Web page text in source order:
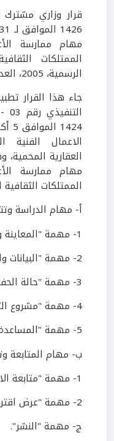
مهام ممارسة
الممتلكات
الرسمية، 2005، العدد 62):
جاء هذا القرار
الاعمال الفنية
العقارية
مهام ممارسة
الممتلكات
أ- مهام الدراسة
1- مهمة "المعاينة والتدابير الاستعجالية"،
2- مهمة "البيانات والمصدر التاريخي"،
3- مهمة "حالة الحفظ والتشخيص"،
4- مهمة "مشروع الترميم"،
5- مهمة "المساعدة في اختيار المؤسسات".
ب- مهام المتابعة
1- مهمة "متابعة الاشغال ومراقبتها"،
2- مهمة "عرض اقتراحات التسديد".
ج- مهمة "النشر".